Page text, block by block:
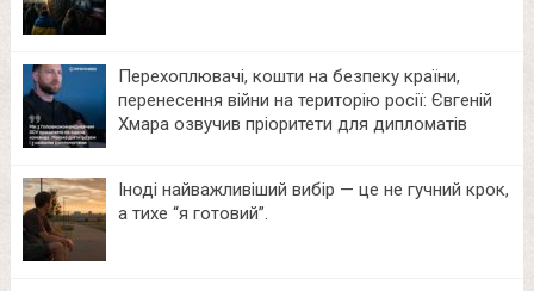
Перехоплювачі, кошти на безпеку країни,
перенесення війни на територію росії: Євгеній
Хмара озвучив пріоритети для дипломатів
Іноді найважливіший вибір — це не гучний крок,
а тихе “я готовий”.